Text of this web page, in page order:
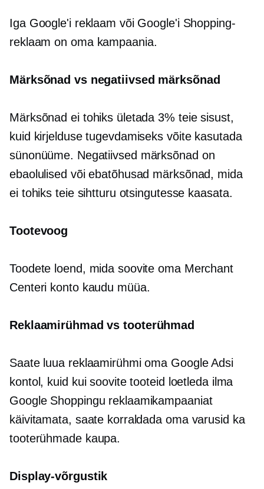
Iga Google'i reklaam või Google'i Shopping-
reklaam on oma kampaania.
Märksõnad vs negatiivsed märksõnad
Märksõnad ei tohiks ületada 3% teie sisust,
kuid kirjelduse tugevdamiseks võite kasutada
sünonüüme. Negatiivsed märksõnad on
ebaolulised või ebatõhusad märksõnad, mida
ei tohiks teie sihtturu otsingutesse kaasata.
Tootevoog
Toodete loend, mida soovite oma Merchant
Centeri konto kaudu müüa.
Reklaamirühmad vs tooterühmad
Saate luua reklaamirühmi oma Google Adsi
kontol, kuid kui soovite tooteid loetleda ilma
Google Shoppingu reklaamikampaaniat
käivitamata, saate korraldada oma varusid ka
tooterühmade kaupa.
Display-võrgustik